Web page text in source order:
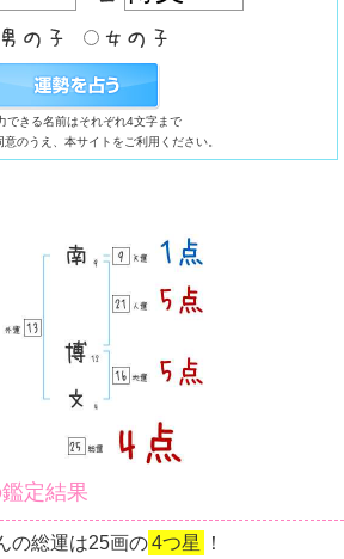
できる名前はそれぞれ4文字まで
意のうえ、本サイトをご利用ください。
定結果
の総運は25画の4つ星 ！